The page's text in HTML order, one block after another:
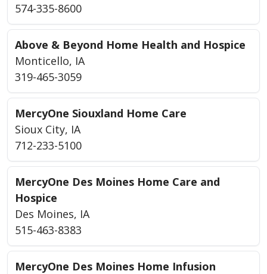
574-335-8600
Above & Beyond Home Health and Hospice
Monticello, IA
319-465-3059
MercyOne Siouxland Home Care
Sioux City, IA
712-233-5100
MercyOne Des Moines Home Care and
Hospice
Des Moines, IA
515-463-8383
MercyOne Des Moines Home Infusion